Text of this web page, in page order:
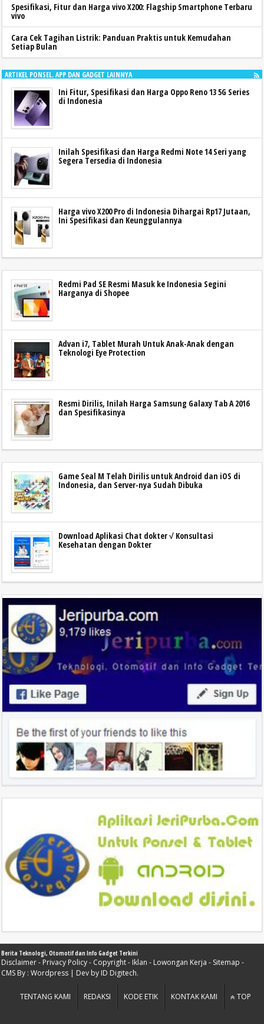
Spesifikasi, Fitur dan Harga vivo X200: Flagship Smartphone Terbaru
vivo
Cara Cek Tagihan Listrik: Panduan Praktis untuk Kemudahan
Setiap Bulan
ARTIKEL PONSEL. APP DAN GADGET LAINNYA
Ini Fitur, Spesifikasi dan Harga Oppo Reno 13 5G Series
di Indonesia
Inilah Spesifikasi dan Harga Redmi Note 14 Seri yang
Segera Tersedia di Indonesia
Harga vivo X200 Pro di Indonesia Dihargai Rp17 Jutaan,
Ini Spesifikasi dan Keunggulannya
Redmi Pad SE Resmi Masuk ke Indonesia Segini
Harganya di Shopee
Advan i7, Tablet Murah Untuk Anak-Anak dengan
Teknologi Eye Protection
Resmi Dirilis, Inilah Harga Samsung Galaxy Tab A 2016
dan Spesifikasinya
Game Seal M Telah Dirilis untuk Android dan iOS di
Indonesia, dan Server-nya Sudah Dibuka
Download Aplikasi Chat dokter √ Konsultasi
Kesehatan dengan Dokter
Berita Teknologi, Otomotif dan Info Gadget Terkini
Disclaimer- Privacy Policy- Copyright- Iklan - Lowongan Kerja - Sitemap -
CMS By : Wordpress | Dev by ID Digitech.
TENTANG KAMI REDAKSI KODE ETIK KONTAK KAMI TOP